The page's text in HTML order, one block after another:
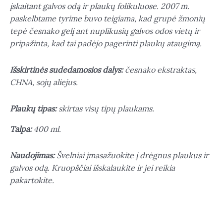
įskaitant galvos odą ir plaukų folikuluose. 2007 m.
paskelbtame tyrime buvo teigiama, kad grupė žmonių
tepė česnako gelį ant nuplikusių galvos odos vietų ir
pripažinta, kad tai padėjo pagerinti plaukų ataugimą.
Išskirtinės sudedamosios dalys:česnako ekstraktas,
CHNA, sojų aliejus.
Plaukų tipas:skirtas visų tipų plaukams.
Talpa:400 ml.
Naudojimas:Švelniai įmasažuokite į drėgnus plaukus ir
galvos odą. Kruopščiai išskalaukite ir jei reikia
pakartokite.